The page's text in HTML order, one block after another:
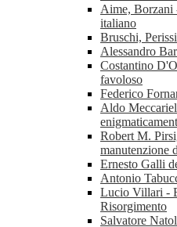
Aime, Borzani
italiano
Bruschi,
Alessandro
Costantino
favoloso
Federico
Aldo
Robert M.
manutenzione
Ernesto Galli
Antonio
Lucio Villari -
Risorgimento
Salvatore